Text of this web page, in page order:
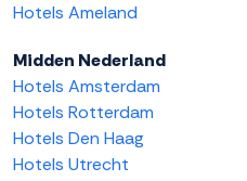
Hotels Ameland
Midden Nederland
Hotels Amsterdam
Hotels Rotterdam
Hotels Den Haag
Hotels Utrecht